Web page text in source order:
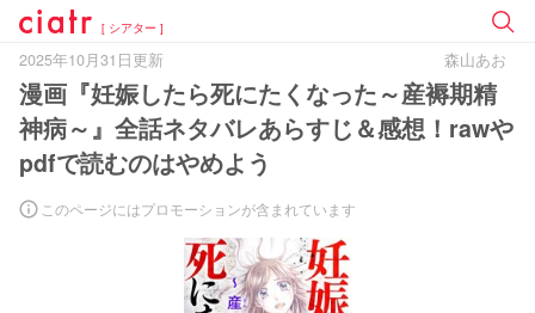
[ シアター ]
2025年10月31日更新 森山あお
漫画『妊娠したら死にたくなった～産褥期精
神病～』全話ネタバレあらすじ＆感想！rawや
pdfで読むのはやめよう
このページにはプロモーションが含まれています